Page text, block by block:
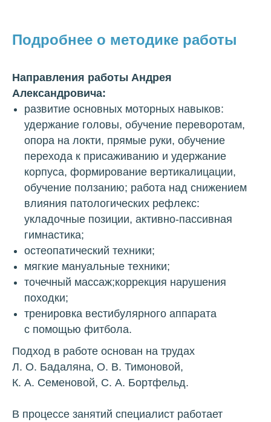
Подробнее о методике работы
Направления работы Андрея
Александровича:
развитие основных моторных навыков:
удержание головы, обучение переворотам,
опора на локти, прямые руки, обучение
перехода к присаживанию и удержание
корпуса, формирование вертикалицации,
обучение ползанию; работа над снижением
влияния патологических рефлекс:
укладочные позиции, активно-пассивная
гимнастика;
остеопатический техники;
мягкие мануальные техники;
точечный массаж;коррекция нарушения
походки;
тренировка вестибулярного аппарата
с помощью фитбола.
Подход в работе основан на трудах
Л. О. Бадаляна, О. В. Тимоновой,
К. А. Семеновой, С. А. Бортфельд.
В процессе занятий специалист работает